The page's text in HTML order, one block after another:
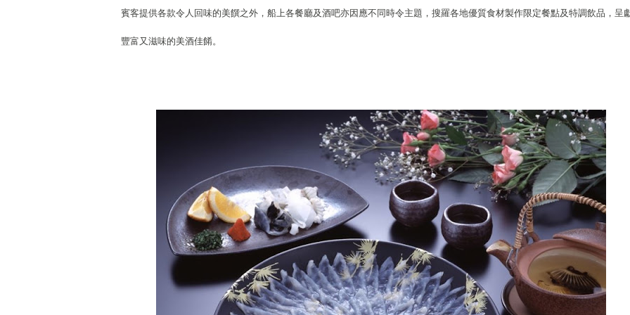
賓客提供各款令人回味的美饌之外，船上各餐廳及酒吧亦因應不同時令主題，搜羅各地優質食材製作限定餐點及特調飲品，呈
豐富又滋味的美酒佳餚。